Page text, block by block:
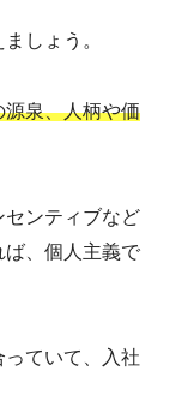
しょう。
泉、人柄や価
ンティブなど
、個人主義で
ていて、入社